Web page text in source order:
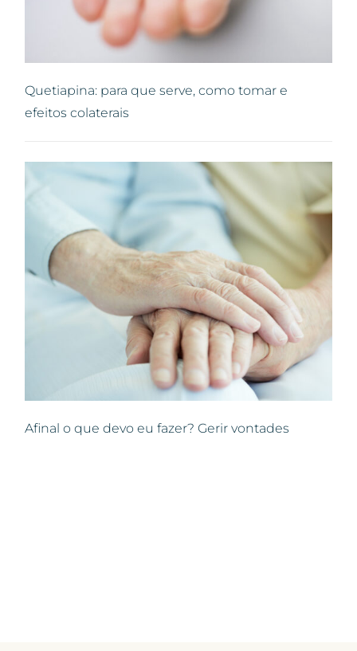
Quetiapina: para que serve, como tomar e
efeitos colaterais
Afinal o que devo eu fazer? Gerir vontades